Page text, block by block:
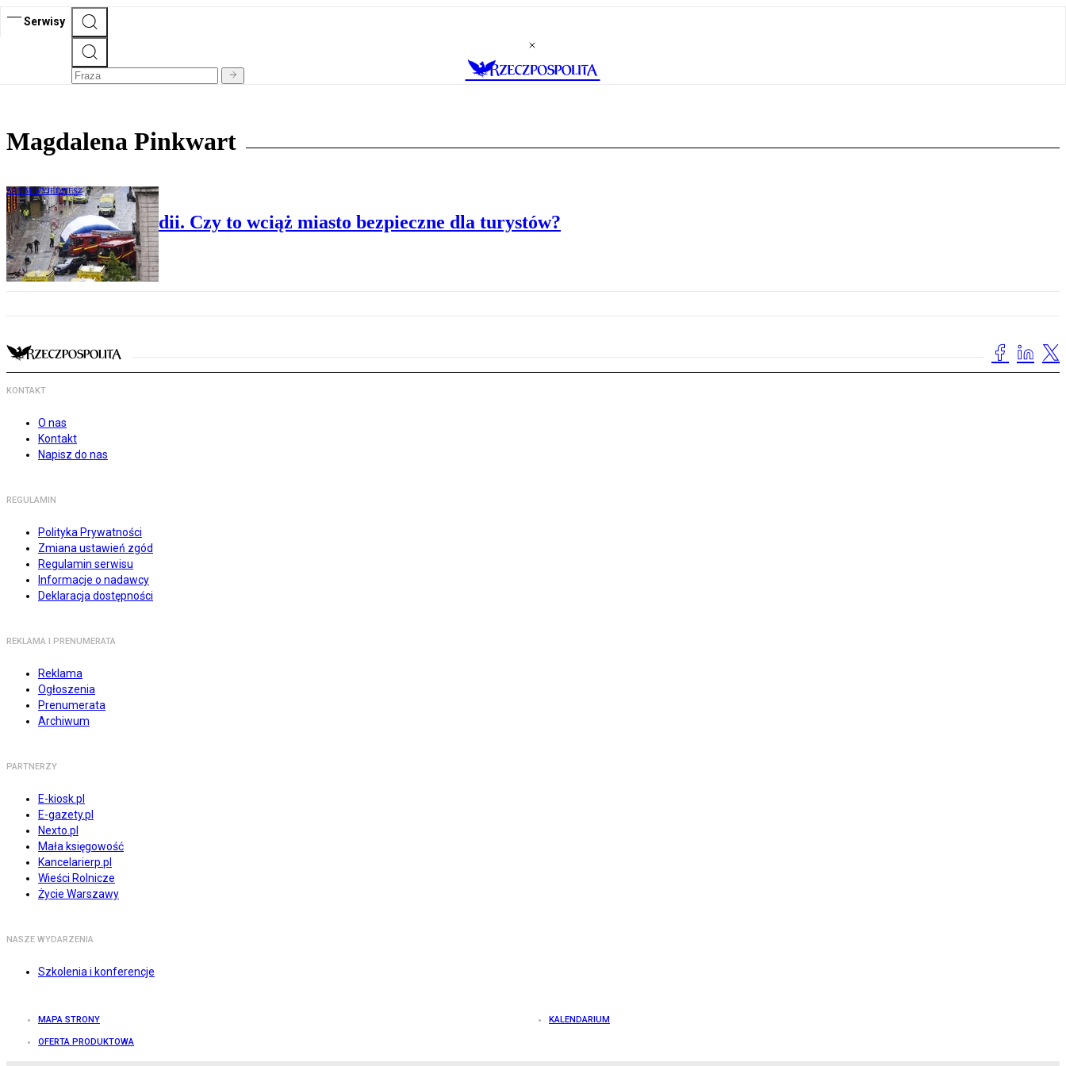
Serwisy
Magdalena Pinkwart
ZANIM WYJEDZIESZ
Liverpool po tragedii. Czy to wciąż miasto bezpieczne dla turystów?
KONTAKT
O nas
Kontakt
Napisz do nas
REGULAMIN
Polityka Prywatności
Zmiana ustawień zgód
Regulamin serwisu
Informacje o nadawcy
Deklaracja dostępności
REKLAMA I PRENUMERATA
Reklama
Ogłoszenia
Prenumerata
Archiwum
PARTNERZY
E-kiosk.pl
E-gazety.pl
Nexto.pl
Mała księgowość
Kancelarierp.pl
Wieści Rolnicze
Życie Warszawy
NASZE WYDARZENIA
Szkolenia i konferencje
MAPA STRONY KALENDARIUM
OFERTA PRODUKTOWA